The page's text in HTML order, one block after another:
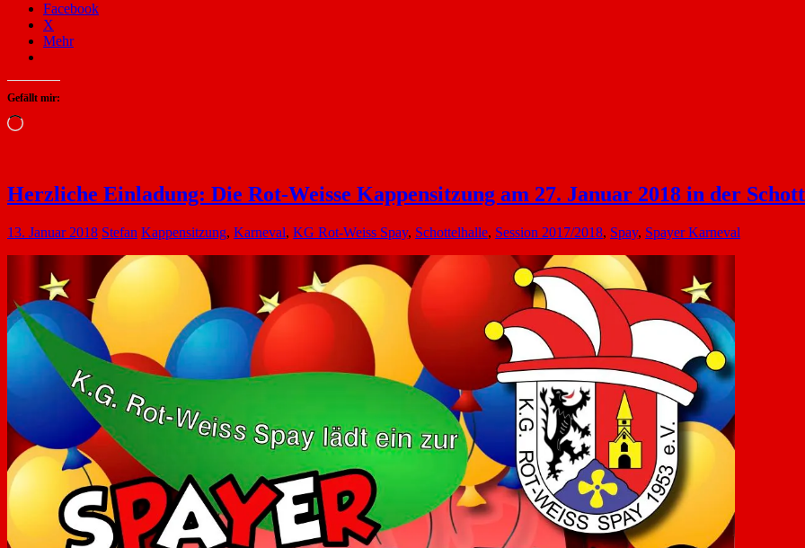
Facebook
X
Mehr
Gefällt mir:
Wird
Herzliche Einladung: Die Rot-Weisse Kappensitzung am 27. Januar 2018 in der
13. Januar 2018 Stefan Kappensitzung, Karneval, KG Rot-Weiss Spay, Schottelhalle, Session 2017/2018, Spay, Spayer Karneval